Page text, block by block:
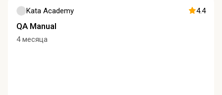
Kata Academy 4.4
QA Manual
4 месяца